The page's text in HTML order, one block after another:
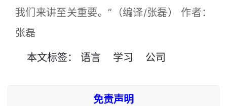
我们来讲至关重要。”（编译/张磊） 作者：
张磊
本文标签： 语言 学习 公司
免责声明